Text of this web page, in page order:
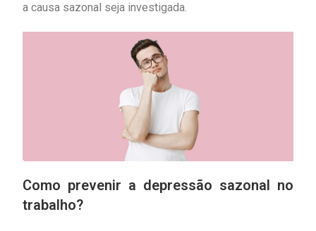
a causa sazonal seja investigada.
Como prevenir a depressão sazonal no
trabalho?